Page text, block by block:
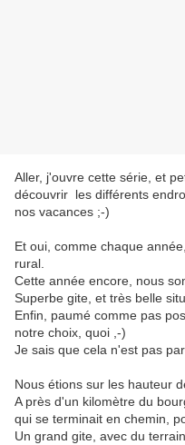
Aller, j'ouvre cette série, et
découvrir les différents
nos vacances ;-)
Et oui, comme chaque
rural.
Cette année encore, nous
Superbe gite, et très belle
Enfin, paumé comme pas
notre choix, quoi ,-)
Je sais que cela n'est pas
Nous étions sur les hauteur
A près d'un kilomètre du
qui se terminait en chemin,
Un grand gite, avec du